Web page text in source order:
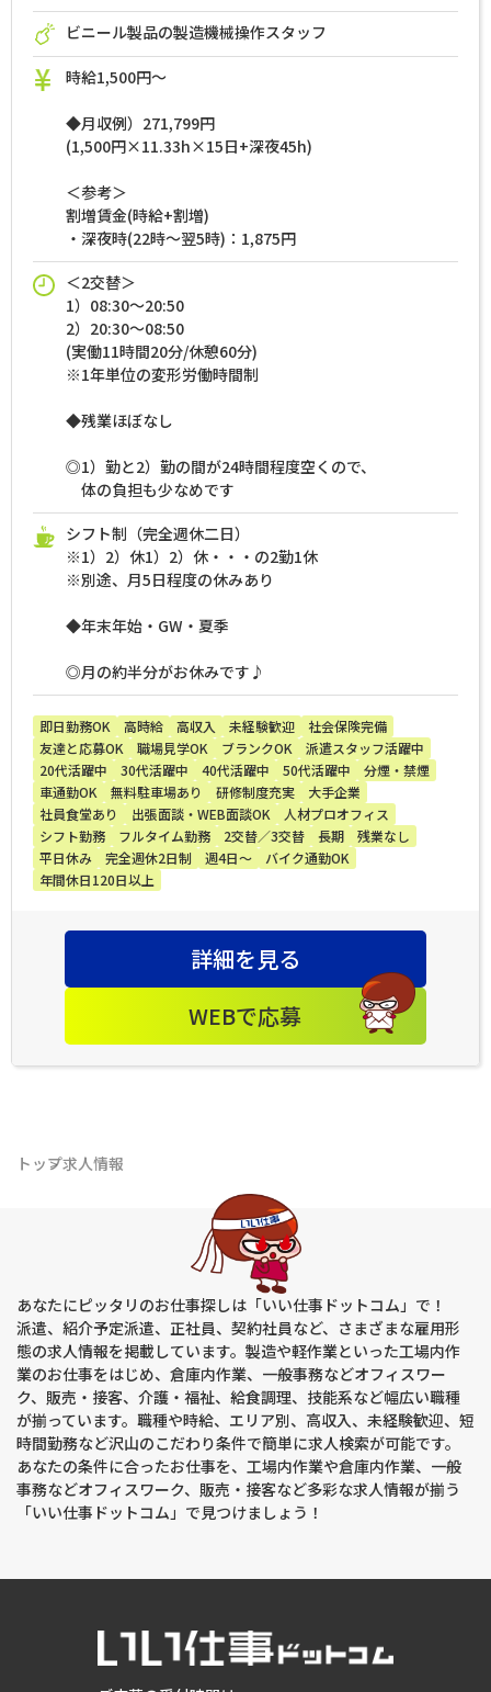
ビニール製品の製造機械操作スタッフ
時給1,500円～
◆月収例）271,799円
(1,500円×11.33h×15日+深夜45h)
＜参考＞
割増賃金(時給+割増)
・深夜時(22時～翌5時)：1,875円
＜2交替＞
1）08:30～20:50
2）20:30～08:50
(実働11時間20分/休憩60分)
※1年単位の変形労働時間制
◆残業ほぼなし
◎1）勤と2）勤の間が24時間程度空くので、
体の負担も少なめです
シフト制（完全週休二日）
※1）2）休1）2）休・・・の2勤1休
※別途、月5日程度の休みあり
◆年末年始・GW・夏季
◎月の約半分がお休みです♪
即日勤務OK 高時給 高収入 未経験歓迎
社会保険完備
友達と応募OK
職場見学OK ブランクOK
派遣スタッフ活躍中
20代活躍中
30代活躍中 40代活躍中 50代活躍中
分煙・禁煙
車通勤OK
無料駐車場あり 研修制度充実
大手企業
社員食堂あり
出張面談・WEB面談OK
人材プロオフィス
シフト勤務
フルタイム勤務 2交替／3交替 長期
残業なし
平日休み
完全週休2日制 週4日～
バイク通勤OK
年間休日120日以上
詳細を見る
WEBで応募
トップ求人情報
あなたにピッタリのお仕事探しは「いい仕事ドットコム」で！
派遣、紹介予定派遣、正社員、契約社員など、さまざまな雇用形
態の求人情報を掲載しています。製造や軽作業といった工場内作
業のお仕事をはじめ、倉庫内作業、一般事務などオフィスワー
ク、販売・接客、介護・福祉、給食調理、技能系など幅広い職種
が揃っています。職種や時給、エリア別、高収入、未経験歓迎、短
時間勤務など沢山のこだわり条件で簡単に求人検索が可能です。
あなたの条件に合ったお仕事を、工場内作業や倉庫内作業、一般
事務などオフィスワーク、販売・接客など多彩な求人情報が揃う
「いい仕事ドットコム」で見つけましょう！